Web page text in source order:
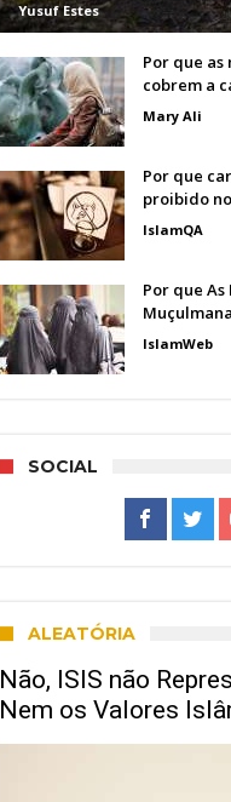
Yusuf Estes
Por que as
cobrem a
Mary Ali
Por que
proibido
IslamQA
Por que
IslamWeb
SOCIAL
ALEATÓRIA
Não, ISIS não
Nem os Valores